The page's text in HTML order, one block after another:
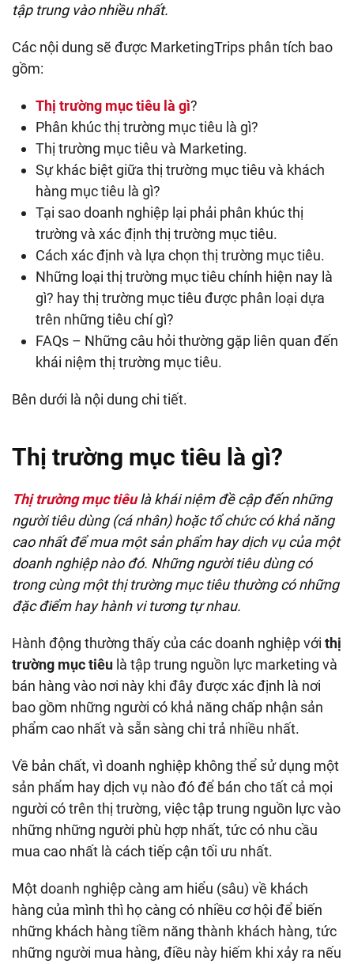
tập trung vào nhiều nhất.
Các nội dung sẽ được MarketingTrips phân tích bao
gồm:
Thị trường mục tiêu là gì?
Phân khúc thị trường mục tiêu là gì?
Thị trường mục tiêu và Marketing.
Sự khác biệt giữa thị trường mục tiêu và khách
hàng mục tiêu là gì?
Tại sao doanh nghiệp lại phải phân khúc thị
trường và xác định thị trường mục tiêu.
Cách xác định và lựa chọn thị trường mục tiêu.
Những loại thị trường mục tiêu chính hiện nay là
gì? hay thị trường mục tiêu được phân loại dựa
trên những tiêu chí gì?
FAQs – Những câu hỏi thường gặp liên quan đến
khái niệm thị trường mục tiêu.
Bên dưới là nội dung chi tiết.
Thị trường mục tiêu là gì?
Thị trường mục tiêulà khái niệm đề cập đến những
người tiêu dùng (cá nhân) hoặc tổ chức có khả năng
cao nhất để mua một sản phẩm hay dịch vụ của một
doanh nghiệp nào đó. Những người tiêu dùng có
trong cùng một thị trường mục tiêu thường có những
đặc điểm hay hành vi tương tự nhau.
Hành động thường thấy của các doanh nghiệp với thị
trường mục tiêu là tập trung nguồn lực marketing và
bán hàng vào nơi này khi đây được xác định là nơi
bao gồm những người có khả năng chấp nhận sản
phẩm cao nhất và sẵn sàng chi trả nhiều nhất.
Về bản chất, vì doanh nghiệp không thể sử dụng một
sản phẩm hay dịch vụ nào đó để bán cho tất cả mọi
người có trên thị trường, việc tập trung nguồn lực vào
những những người phù hợp nhất, tức có nhu cầu
mua cao nhất là cách tiếp cận tối ưu nhất.
Một doanh nghiệp càng am hiểu (sâu) về khách
hàng của mình thì họ càng có nhiều cơ hội để biến
những khách hàng tiềm năng thành khách hàng, tức
những người mua hàng, điều này hiếm khi xảy ra nếu